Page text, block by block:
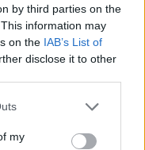
by third parties on the
information may
on the IAB’s List of
disclose it to other
my